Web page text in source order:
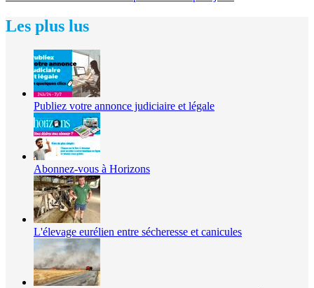
Les plus lus
Publiez votre annonce judiciaire et légale
Abonnez-vous à Horizons
L'élevage eurélien entre sécheresse et canicules